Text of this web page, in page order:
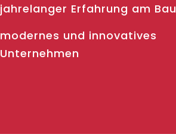
jahrelanger Erfahrung am Bau
modernes und innovatives
Unternehmen